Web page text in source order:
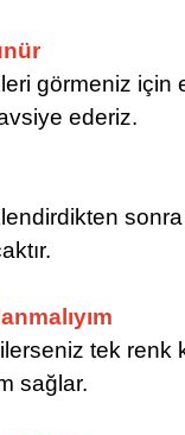
görmeniz için
ederiz.
tek
sağlar.